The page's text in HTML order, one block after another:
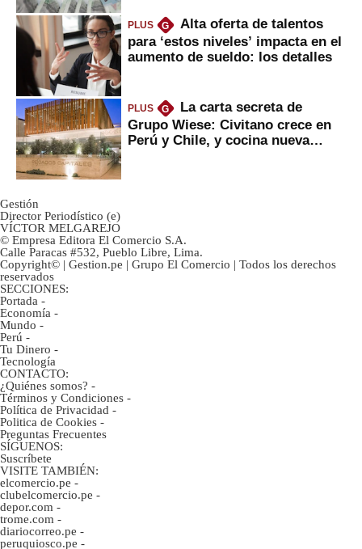
PLUS G
Alta oferta de talentos
para ‘estos niveles’ impacta en el
aumento de sueldo: los detalles
PLUS G
La carta secreta de
Grupo Wiese: Civitano crece en
Perú y Chile, y cocina nueva
Gestión
Director Periodístico (e)
VÍCTOR MELGAREJO
© Empresa Editora El Comercio S.A.
Calle Paracas #532, Pueblo Libre, Lima.
Copyright© | Gestion.pe | Grupo El Comercio | Todos los derechos
reservados
SECCIONES:
Portada -
Economía -
Mundo -
Perú -
Tu Dinero -
Tecnología
CONTACTO:
¿Quiénes somos? -
Términos y Condiciones -
Política de Privacidad -
Politica de Cookies -
Preguntas Frecuentes
SÍGUENOS:
Suscríbete
VISITE TAMBIÉN:
elcomercio.pe -
clubelcomercio.pe -
depor.com -
trome.com -
diariocorreo.pe -
peruquiosco.pe -